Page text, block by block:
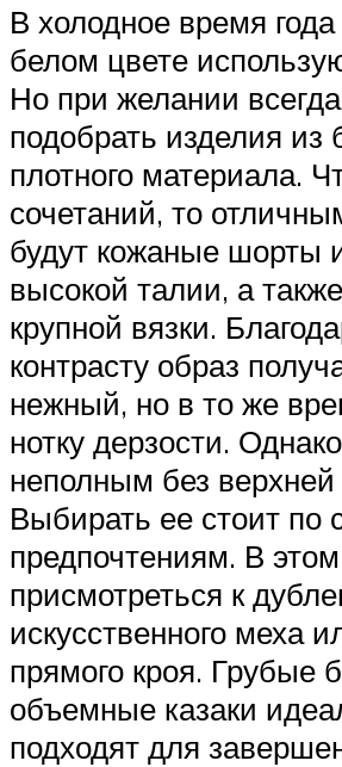
В холодное время года
белом цвете
Но при желании
подобрать изделия из
плотного материала.
сочетаний, то
будут кожаные шорты
высокой талии, а
крупной вязки.
контрасту образ
нежный, но в то же
нотку дерзости.
неполным без
Выбирать ее стоит по
предпочтениям. В этом
присмотреться к
искусственного меха
прямого кроя. Грубые
объемные казаки
подходят для